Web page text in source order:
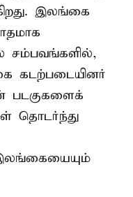
இலங்கை
சம்பவங்களில்,
கடற்படையினர்
படகுகளைக்
தொடர்ந்து
இலங்கையையும்